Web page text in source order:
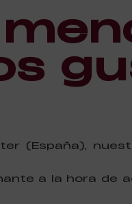
(España),
a la hora de